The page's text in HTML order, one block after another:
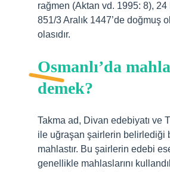
rağmen (Aktan vd. 1995: 8), 24
851/3 Aralık 1447’de doğmuş
olasıdır.
Osmanlı’da
demek?
Takma ad, Divan edebiyatı ve
ile uğraşan şairlerin belirlediği
mahlastır. Bu şairlerin edebi
genellikle mahlaslarını